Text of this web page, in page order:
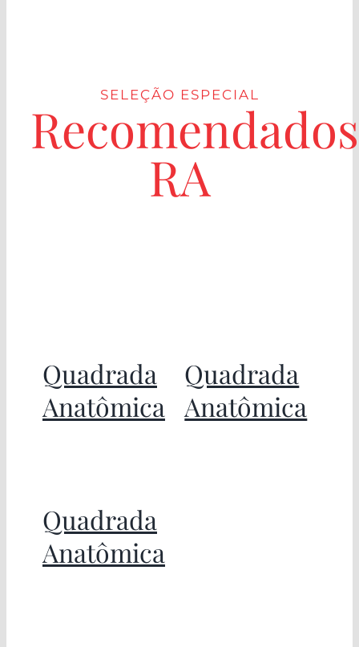
SELEÇÃO ESPECIAL
Recomendados
RA
Quadrada
Anatômica
Quadrada
Anatômica
Quadrada
Anatômica